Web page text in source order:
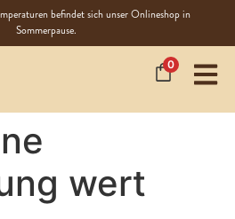
befindet sich unser Onlineshop in
Sommerpause.
0
wert